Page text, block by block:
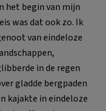
het begin van mijn
was dat ook zo. Ik
van eindeloze
in de regen
gladde bergpaden
kajakte in eindeloze